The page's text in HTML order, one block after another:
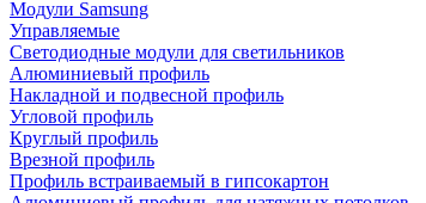
Модули Samsung
Управляемые
Светодиодные модули для светильников
Алюминиевый профиль
Накладной и подвесной профиль
Угловой профиль
Круглый профиль
Врезной профиль
Профиль встраиваемый в гипсокартон